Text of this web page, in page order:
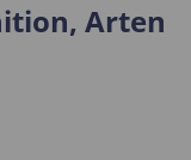
Arten